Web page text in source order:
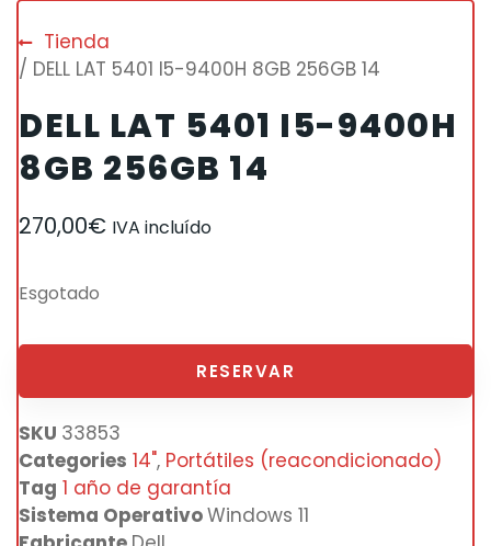
Tienda
/ DELL LAT 5401 I5-9400H 8GB 256GB 14
DELL LAT 5401 I5-9400H
8GB 256GB 14
270,00€ IVA incluído
Esgotado
RESERVAR
SKU 33853
Categories 14", Portátiles (reacondicionado)
Tag 1 año de garantía
Sistema OperativoWindows 11